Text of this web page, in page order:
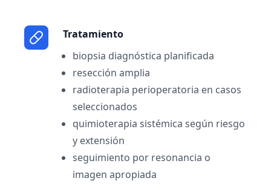
Tratamiento
biopsia diagnóstica planificada
resección amplia
radioterapia perioperatoria en casos
seleccionados
quimioterapia sistémica según riesgo
y extensión
seguimiento por resonancia o
imagen apropiada